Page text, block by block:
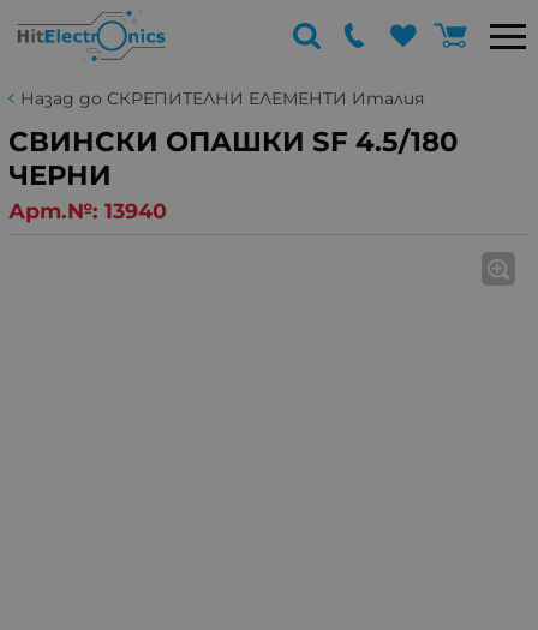
Назад до СКРЕПИТЕЛНИ ЕЛЕМЕНТИ Италия
СВИНСКИ ОПАШКИ SF 4.5/180
ЧЕРНИ
Арт.№: 13940